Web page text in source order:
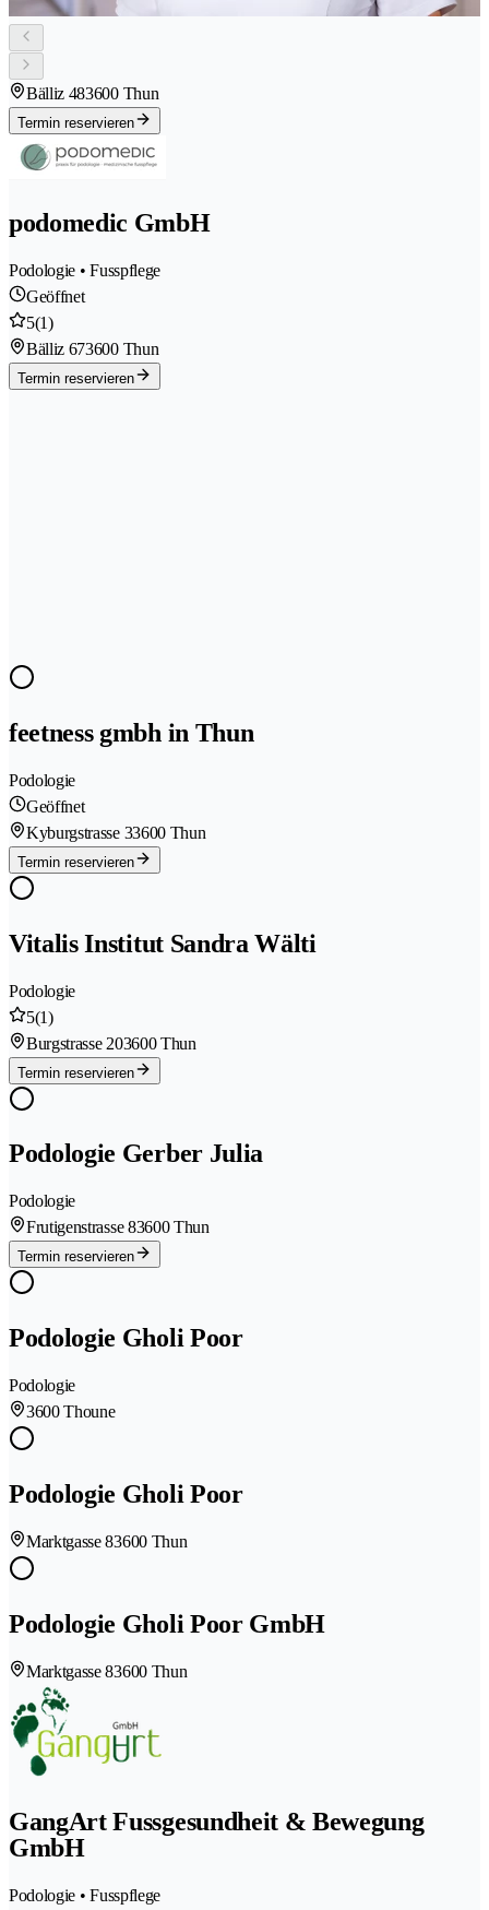
Bälliz 483600 Thun
Termin reservieren
podomedic GmbH
Podologie • Fusspflege
Geöffnet
5(1)
Bälliz 673600 Thun
Termin reservieren
feetness gmbh in Thun
Podologie
Geöffnet
Kyburgstrasse 33600 Thun
Termin reservieren
Vitalis Institut Sandra Wälti
Podologie
5(1)
Burgstrasse 203600 Thun
Termin reservieren
Podologie Gerber Julia
Podologie
Frutigenstrasse 83600 Thun
Termin reservieren
Podologie Gholi Poor
Podologie
3600 Thoune
Podologie Gholi Poor
Marktgasse 83600 Thun
Podologie Gholi Poor GmbH
Marktgasse 83600 Thun
GangArt Fussgesundheit & Bewegung
GmbH
Podologie • Fusspflege